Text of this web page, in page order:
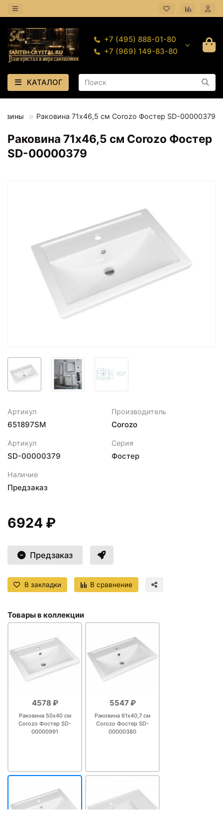
+7 (495) 888-01-80
+7 (969) 149-83-80
КАТАЛОГ
Раковина 71х46,5 см Corozo Фостер SD-00000379
Раковина 71х46,5 см Corozo Фостер
SD-00000379
Артикул
651897SM
Производитель
Corozo
Артикул
SD-00000379
Серия
Фостер
Наличие
Предзаказ
6924 ₽
Предзаказ
В закладки В сравнение
Товары в коллекции
4578 ₽
Раковина 50х40 см
Corozo Фостер SD-
00000991
5547 ₽
Раковина 61х40,7 см
Corozo Фостер SD-
00000380